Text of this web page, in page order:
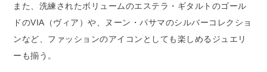
また、洗練されたボリュームのエステラ・ギタルトのゴール
ドのVIA（ヴィア）や、ヌーン・パサマのシルバーコレクショ
ンなど、ファッションのアイコンとしても楽しめるジュエリ
ーも揃う。